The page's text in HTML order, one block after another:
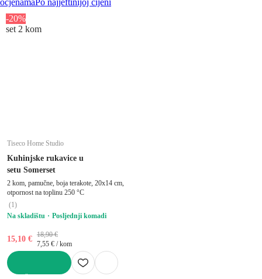
-20%
set 2 kom
Tiseco Home Studio
Kuhinjske rukavice u
setu Somerset
2 kom, pamučne, boja terakote, 20x14 cm,
otpornost na toplinu 250 °C
(1)
Na skladištu
Posljednji komadi
15,10 € 18,90 €
7,55 € / kom